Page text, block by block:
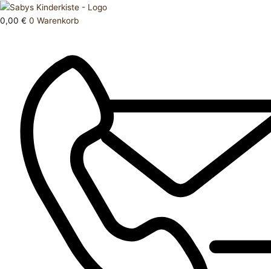
Zum
Inhalt
0,00 € 0 Warenkorb
Products
search
Hose
kurz